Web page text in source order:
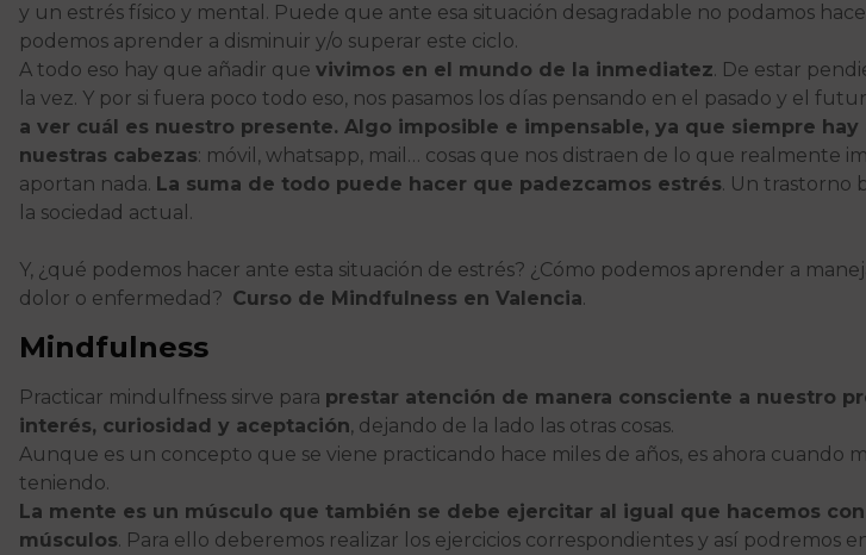
y un estrés físico y mental. Puede que ante esa situación desagradable no podamos
podemos aprender a disminuir y/o superar este ciclo.
A todo eso hay que añadir que vivimos en el mundo de la inmediatez. De estar
la vez. Y por si fuera poco todo eso, nos pasamos los días pensando en el pasado y el
a ver cuál es nuestro presente. Algo imposible e impensable, ya que siempre
nuestras cabezas: móvil, whatsapp, mail… cosas que nos distraen de lo que realmente
aportan nada. La suma de todo puede hacer que padezcamos estrés. Un trastorno
la sociedad actual.
Y, ¿qué podemos hacer ante esta situación de estrés? ¿Cómo podemos aprender a
dolor o enfermedad? Curso de Mindfulness en Valencia.
Mindfulness
Practicar mindulfness sirve para prestar atención de manera consciente a nuestro
interés, curiosidad y aceptación, dejando de la lado las otras cosas.
Aunque es un concepto que se viene practicando hace miles de años, es ahora cuando
teniendo.
La mente es un músculo que también se debe ejercitar al igual que hacemos
músculos. Para ello deberemos realizar los ejercicios correspondientes y así podremos